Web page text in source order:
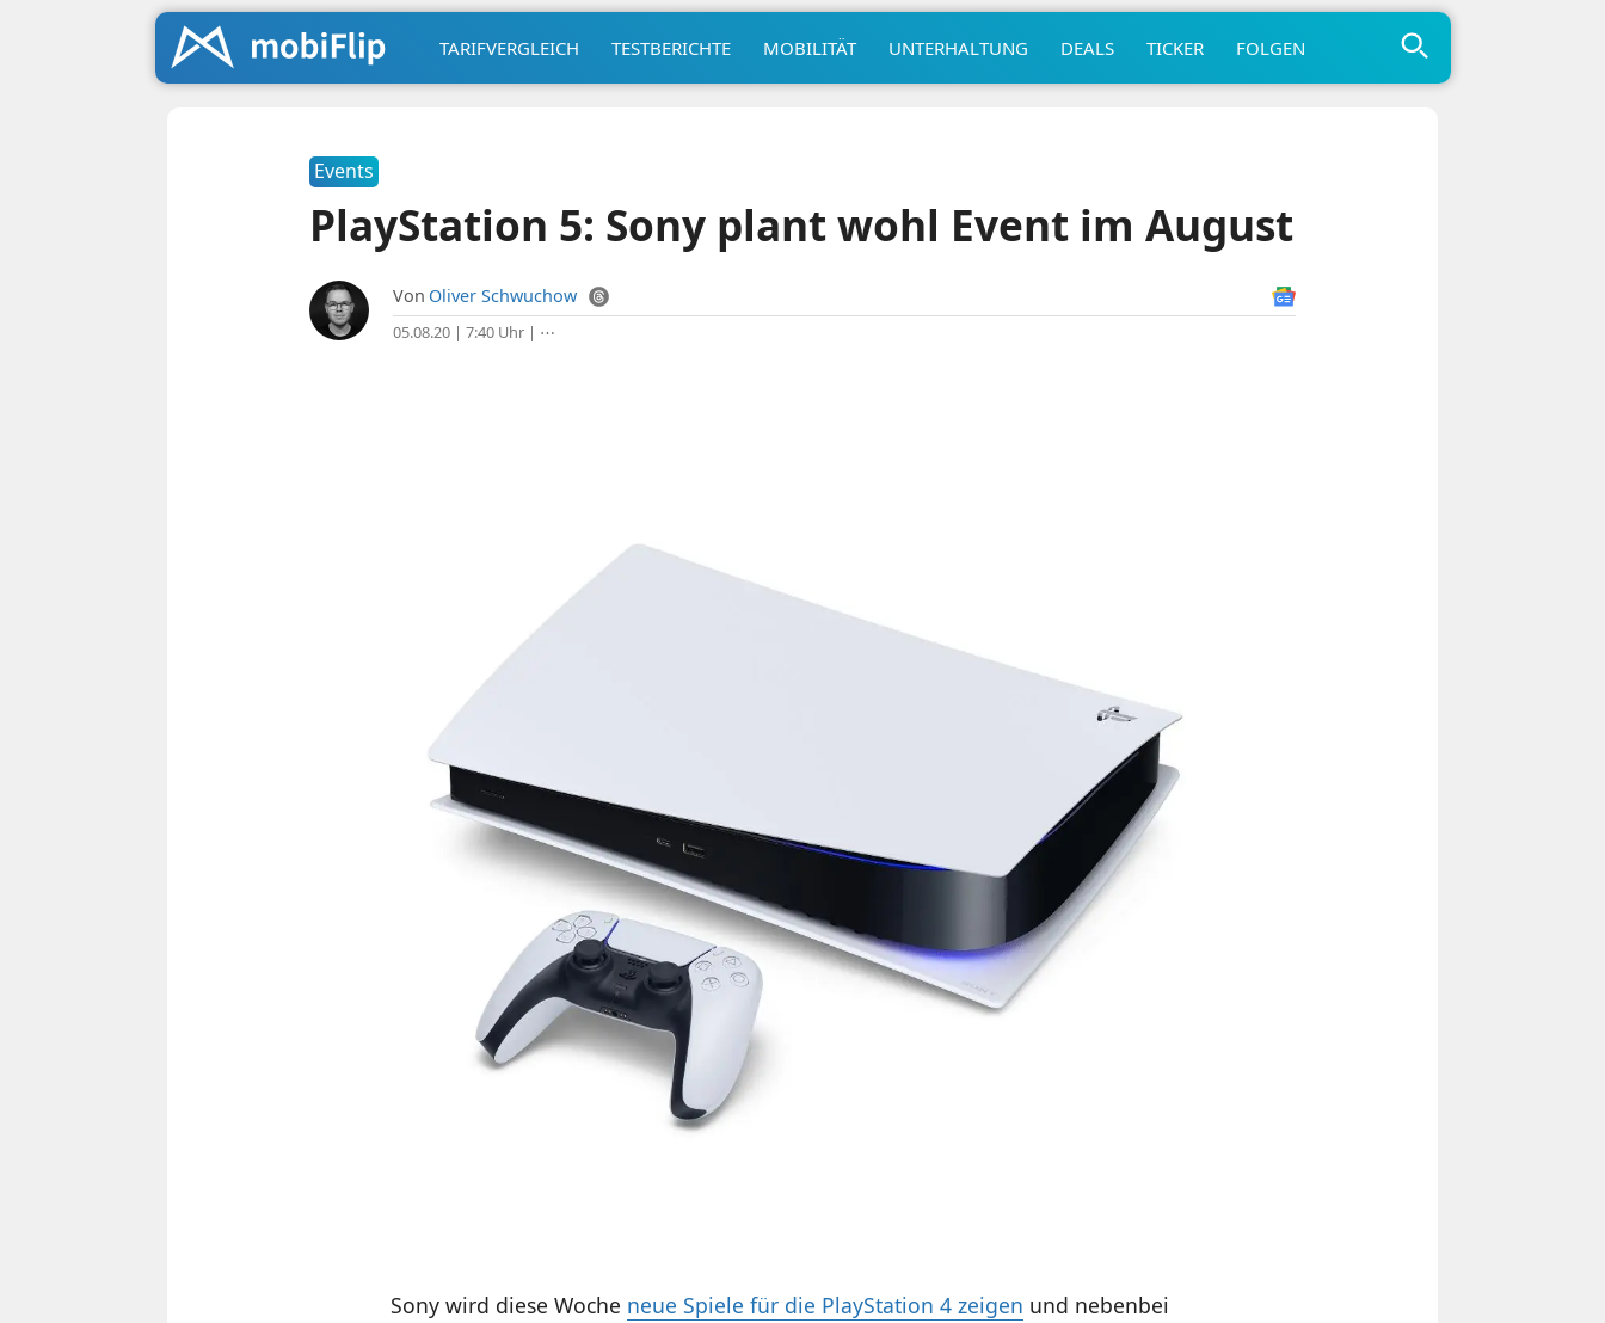
TARIFVERGLEICH TESTBERICHTE MOBILITÄT UNTERHALTUNG DEALS TICKER FOLGEN
Events
PlayStation 5: Sony plant wohl Event im August
Von Oliver Schwuchow
05.08.20 | 7:40 Uhr| ⋯
Sony wird diese Woche neue Spiele für die PlayStation 4 zeigen und nebenbei